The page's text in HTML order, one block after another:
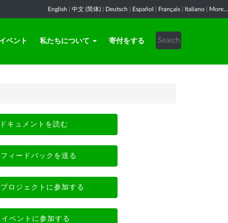
English 中文 (简体) Deutsch Español Français Italiano More...
イベント 私たちについて 寄付をする
ドキュメントを読む
フィードバックを送る
プロジェクトに参加する
イベントに参加する